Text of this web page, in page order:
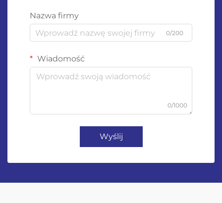
Nazwa firmy
0/200
Wiadomość
0/1000
Wyślij